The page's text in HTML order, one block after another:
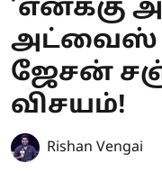
’எனக்கு
அட்வைஸ்
ஜேசன்
விசயம்!
Rishan Vengai